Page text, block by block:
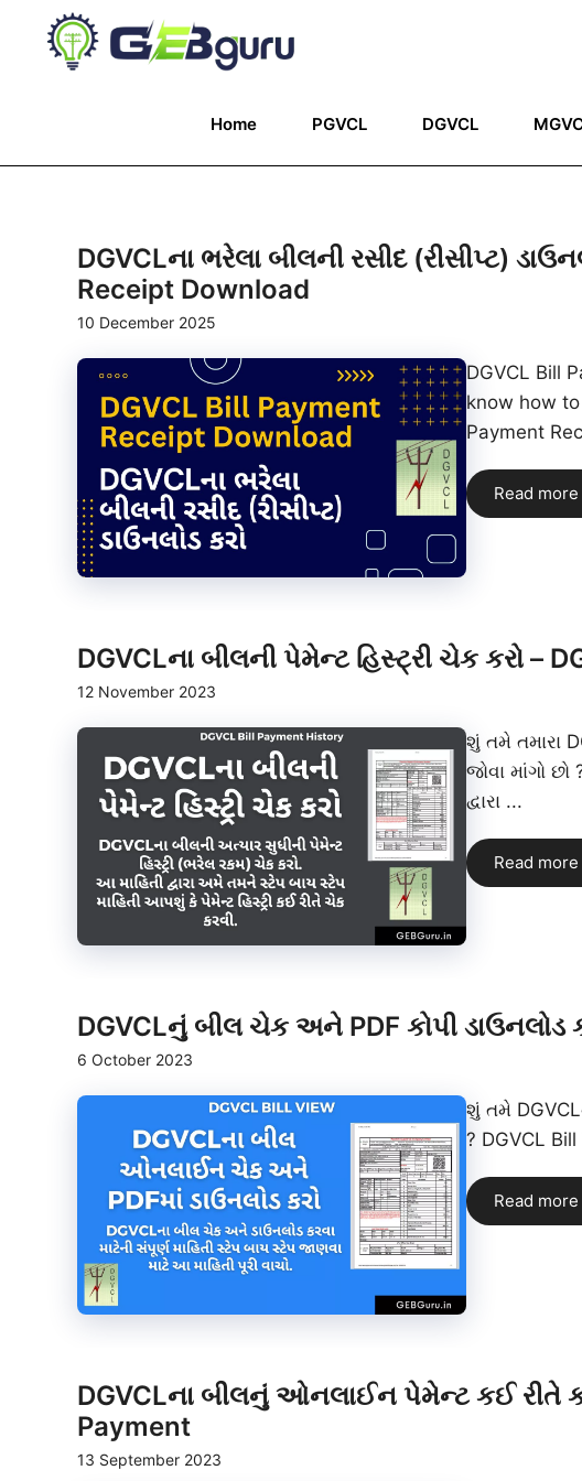
Home PGVCL DGVCL
DGVCLના ભરેલા બીલની રસીદ (રીસીપ્ટ)
Receipt Download
10 December 2025
DGVCL Bill
know how
Payment
Read more
DGVCLના બીલની પેમેન્ટ હિસ્ટ્રી ચેક કરો –
12 November 2023
શું તમે તમારા
જોવા માંગો
દ્વારા ...
Read more
DGVCLનું બીલ ચેક અને PDF કોપી ડાઉનલોડ
6 October 2023
શું તમે
? DGVCL
Read more
DGVCLના બીલનું ઓનલાઈન પેમેન્ટ કઈ રીતે
Payment
13 September 2023